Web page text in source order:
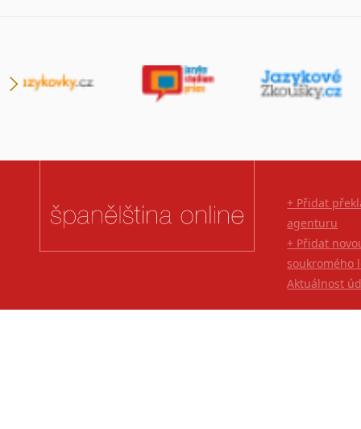
+ Přidat
agenturu
+ Přidat
soukromého
Aktuálnost